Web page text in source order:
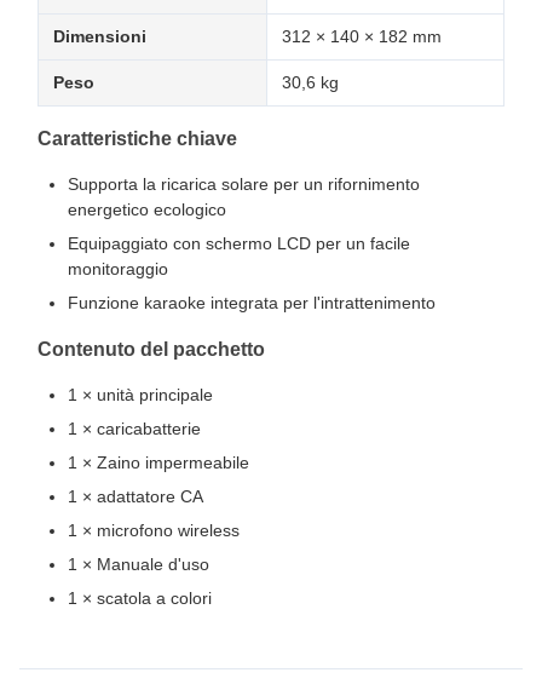
Dimensioni 312 × 140 × 182 mm
Peso 30,6 kg
Caratteristiche chiave
Supporta la ricarica solare per un rifornimento
energetico ecologico
Equipaggiato con schermo LCD per un facile
monitoraggio
Funzione karaoke integrata per l'intrattenimento
Contenuto del pacchetto
1 × unità principale
1 × caricabatterie
1 × Zaino impermeabile
1 × adattatore CA
1 × microfono wireless
1 × Manuale d'uso
1 × scatola a colori